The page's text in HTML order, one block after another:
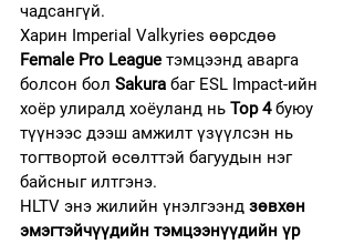
чадсангүй.
Харин Imperial Valkyries өөрсдөө
Female Pro League тэмцээнд аварга
болсон бол Sakura баг ESL Impact-ийн
хоёр улиралд хоёуланд нь Top 4 буюу
түүнээс дээш амжилт үзүүлсэн нь
тогтвортой өсөлттэй багуудын нэг
байсныг илтгэнэ.
HLTV энэ жилийн үнэлгээнд зөвхөн
эмэгтэйчүүдийн тэмцээнүүдийн үр